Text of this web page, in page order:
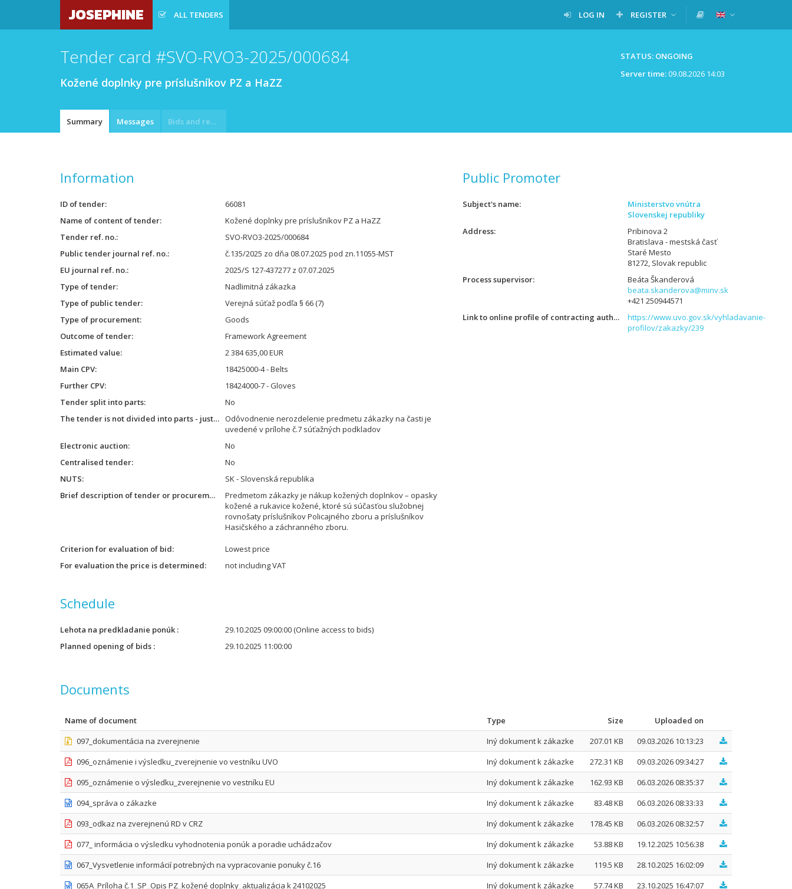
JOSEPHINE ALL TENDERS LOG IN REGISTER
STATUS: ONGOING
Server time:09.08.2026 14:03
Tender card #SVO-RVO3-2025/000684
Kožené doplnky pre príslušníkov PZ a HaZZ
Summary Messages Bids and requests
Information
ID of tender
66081
Name of content of tender
Kožené doplnky pre príslušníkov PZ a HaZZ
Tender ref. no.
SVO-RVO3-2025/000684
Public tender journal ref. no.
č.135/2025 zo dňa 08.07.2025 pod zn.11055-MST
EU journal ref. no.
2025/S 127-437277 z 07.07.2025
Type of tender
Nadlimitná zákazka
Type of public tender
Verejná súťaž podľa § 66 (7)
Type of procurement
Goods
Outcome of tender
Framework Agreement
Estimated value
2 384 635,00 EUR
Main CPV
18425000-4 - Belts
Further CPV
18424000-7 - Gloves
Tender split into parts
No
The tender is not divided into parts - justification Odôvodnenie nerozdelenie predmetu zákazky na časti je
uvedené v prílohe č.7 súťažných podkladov
Electronic auction
No
Centralised tender
No
NUTS
SK - Slovenská republika
Brief description of tender or procurement
Predmetom zákazky je nákup kožených doplnkov – opasky
kožené a rukavice kožené, ktoré sú súčasťou služobnej
rovnošaty príslušníkov Policajného zboru a príslušníkov
Hasičského a záchranného zboru.
Criterion for evaluation of bid
Lowest price
For evaluation the price is determined
not including VAT
Schedule
Lehota na predkladanie ponúk 29.10.2025 09:00:00(Online access to bids)
Planned opening of bids
29.10.2025 11:00:00
Public Promoter
Subject's name
Ministerstvo vnútra
Slovenskej republiky
Address
Pribinova 2
Bratislava - mestská časť
Staré Mesto
81272, Slovak republic
Process supervisor
Beáta Škanderová
beata.skanderova@minv.sk
+421 250944571
Link to online profile of contracting authority
https://www.uvo.gov.sk/vyhladavanie-
profilov/zakazky/239
Documents
Name of document Type Size
Uploaded on
097_dokumentácia na zverejnenie
Iný dokument k zákazke 207.01 KB
09.03.2026 10:13:23
096_oznámenie i výsledku_zverejnenie vo vestníku UVO
Iný dokument k zákazke 272.31 KB
09.03.2026 09:34:27
095_oznámenie o výsledku_zverejnenie vo vestníku EU
Iný dokument k zákazke 162.93 KB
06.03.2026 08:35:37
094_správa o zákazke
Iný dokument k zákazke 83.48 KB
06.03.2026 08:33:33
093_odkaz na zverejnenú RD v CRZ
Iný dokument k zákazke 178.45 KB
06.03.2026 08:32:57
077_ informácia o výsledku vyhodnotenia ponúk a poradie uchádzačov
Iný dokument k zákazke 53.88 KB
19.12.2025 10:56:38
067_Vysvetlenie informácií potrebných na vypracovanie ponuky č.16
Iný dokument k zákazke 119.5 KB
28.10.2025 16:02:09
065A_Príloha č.1_SP_Opis PZ_kožené doplnky_aktualizácia k 24102025
Iný dokument k zákazke 57.74 KB
23.10.2025 16:47:07